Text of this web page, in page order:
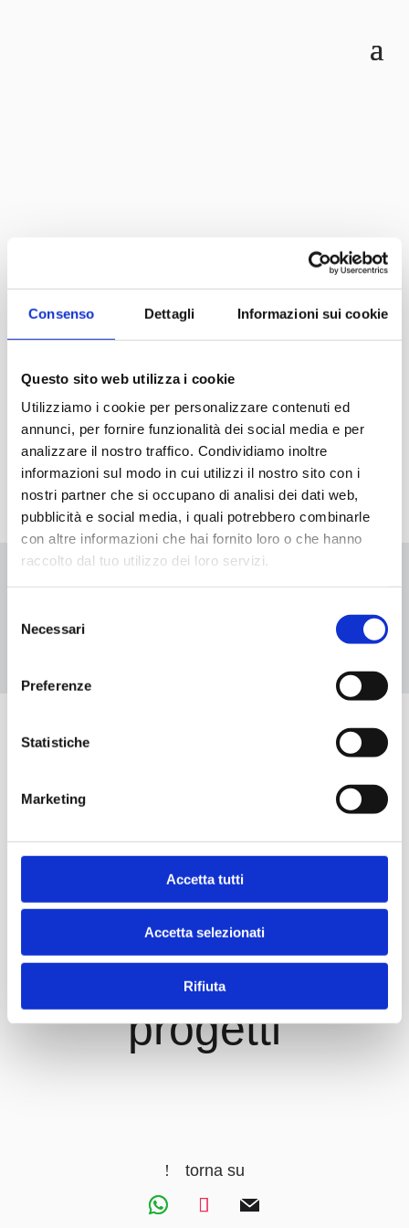
Consenso Dettagli Informazioni sui cookie
Questo sito web utilizza i cookie
Utilizziamo i cookie per personalizzare contenuti ed
annunci, per fornire funzionalità dei social media e per
analizzare il nostro traffico. Condividiamo inoltre
informazioni sul modo in cui utilizzi il nostro sito con i
nostri partner che si occupano di analisi dei dati web,
pubblicità e social media, i quali potrebbero combinarle
con altre informazioni che hai fornito loro o che hanno
raccolto dal tuo utilizzo dei loro servizi.
delNecessari
Preferenze
Statistiche
Marketing
Accetta tutti
Accetta selezionati
Rifiuta
UNIMC FGCU
STUDENT CLUB
Brand Identity – Logo Design
Scopri altri
progetti
torna su